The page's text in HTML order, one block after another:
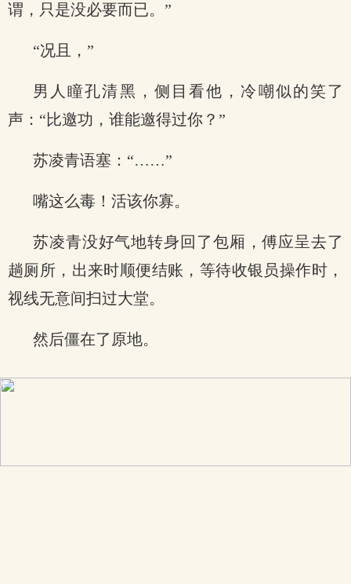
谓，只是没必要而已。”
“况且，”
男人瞳孔清黑，侧目看他，冷嘲似的笑了
声：“比邀功，谁能邀得过你？”
苏凌青语塞：“……”
嘴这么毒！活该你寡。
苏凌青没好气地转身回了包厢，傅应呈去了
趟厕所，出来时顺便结账，等待收银员操作时，
视线无意间扫过大堂。
然后僵在了原地。
x
..